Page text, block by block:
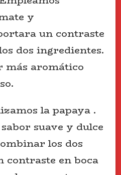
y
un contraste
dos ingredientes.
más aromático
la papaya .
suave y dulce
los dos
contraste en boca